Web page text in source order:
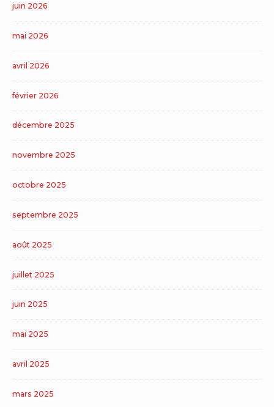
juin 2026
mai 2026
avril 2026
février 2026
décembre 2025
novembre 2025
octobre 2025
septembre 2025
août 2025
juillet 2025
juin 2025
mai 2025
avril 2025
mars 2025